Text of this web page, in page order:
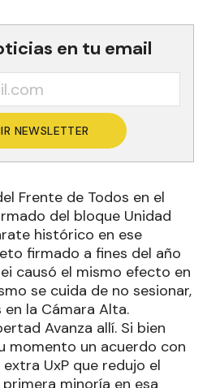
en tu email
NEWSLETTER
Frente de Todos en el
del bloque Unidad
histórico en ese
firmado a fines del año
causó el mismo efecto en
se cuida de no sesionar,
la Cámara Alta.
Avanza allí. Si bien
momento un acuerdo con
UxP que redujo el